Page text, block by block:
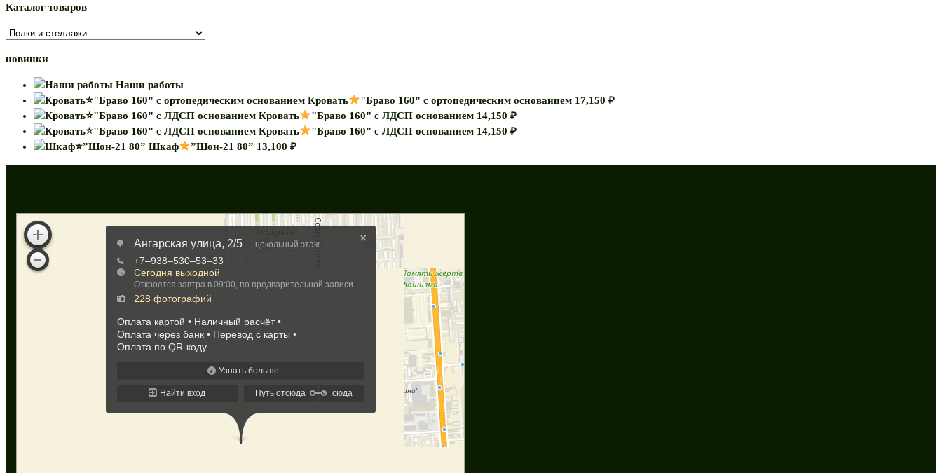
Каталог товаров
новинки
Наши работы
Кровать
"Браво 160" с ортопедическим основанием 17,150₽
Кровать
"Браво 160" с ЛДСП основанием 14,150₽
Кровать
"Браво 160" с ЛДСП основанием 14,150₽
Шкаф
”Шон-21 80” 13,100₽